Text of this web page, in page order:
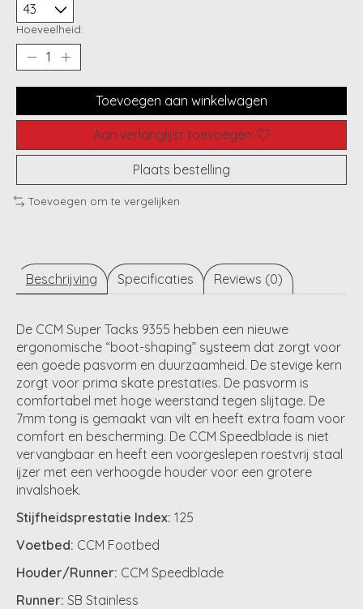
Hoeveelheid:
Toevoegen aan winkelwagen
Aan verlanglijst toevoegen
Plaats bestelling
Toevoegen om te vergelijken
Beschrijving Specificaties Reviews (0)
De CCM Super Tacks 9355 hebben een nieuwe
ergonomische “boot-shaping” systeem dat zorgt voor
een goede pasvorm en duurzaamheid. De stevige kern
zorgt voor prima skate prestaties. De pasvorm is
comfortabel met hoge weerstand tegen slijtage. De
7mm tong is gemaakt van vilt en heeft extra foam voor
comfort en bescherming. De CCM Speedblade is niet
vervangbaar en heeft een voorgeslepen roestvrij staal
ijzer met een verhoogde houder voor een grotere
invalshoek.
Stijfheidsprestatie Index: 125
Voetbed: CCM Footbed
Houder/Runner: CCM Speedblade
Runner: SB Stainless